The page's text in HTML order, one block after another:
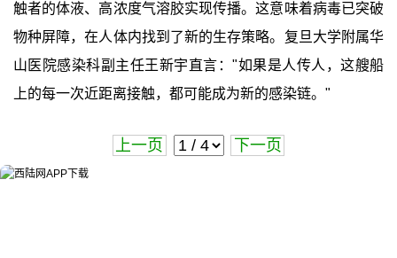
触者的体液、高浓度气溶胶实现传播。这意味着病毒已突破
物种屏障，在人体内找到了新的生存策略。复旦大学附属华
山医院感染科副主任王新宇直言："如果是人传人，这艘船
上的每一次近距离接触，都可能成为新的感染链。"
上一页 下一页